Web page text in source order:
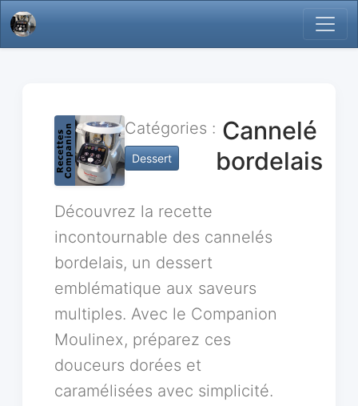
Catégories :
Dessert
Cannelé
bordelais
Découvrez la recette
incontournable des cannelés
bordelais, un dessert
emblématique aux saveurs
multiples. Avec le Companion
Moulinex, préparez ces
douceurs dorées et
caramélisées avec simplicité.